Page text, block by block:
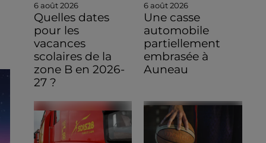
6 août 2026
Quelles dates
pour les
vacances
scolaires de la
zone B en 2026-
27 ?
6 août 2026
Une casse
automobile
partiellement
embrasée à
Auneau